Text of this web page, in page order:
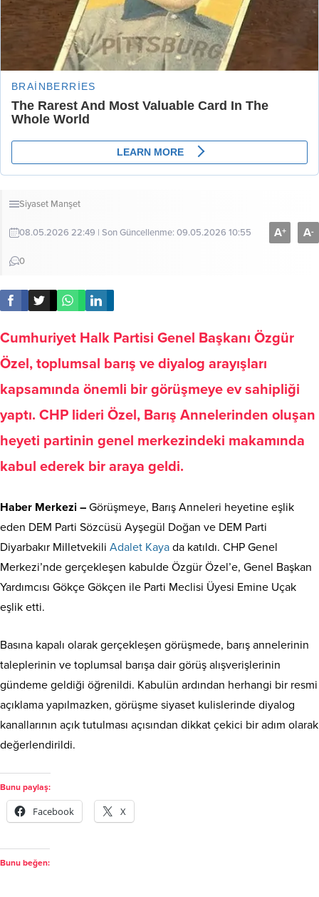
Siyaset Manşet
08.05.2026 22:49 | Son Güncellenme: 09.05.2026 10:55
0
A+ A-
Cumhuriyet Halk Partisi Genel Başkanı Özgür
Özel, toplumsal barış ve diyalog arayışları
kapsamında önemli bir görüşmeye ev sahipliği
yaptı. CHP lideri Özel, Barış Annelerinden oluşan
heyeti partinin genel merkezindeki makamında
kabul ederek bir araya geldi.
Haber Merkezi – Görüşmeye, Barış Anneleri heyetine eşlik
eden DEM Parti Sözcüsü Ayşegül Doğan ve DEM Parti
Diyarbakır Milletvekili Adalet Kaya da katıldı. CHP Genel
Merkezi’nde gerçekleşen kabulde Özgür Özel’e, Genel Başkan
Yardımcısı Gökçe Gökçen ile Parti Meclisi Üyesi Emine Uçak
eşlik etti.
Basına kapalı olarak gerçekleşen görüşmede, barış annelerinin
taleplerinin ve toplumsal barışa dair görüş alışverişlerinin
gündeme geldiği öğrenildi. Kabulün ardından herhangi bir resmi
açıklama yapılmazken, görüşme siyaset kulislerinde diyalog
kanallarının açık tutulması açısından dikkat çekici bir adım olarak
değerlendirildi.
Bunu paylaş:
Facebook X
Bunu beğen: